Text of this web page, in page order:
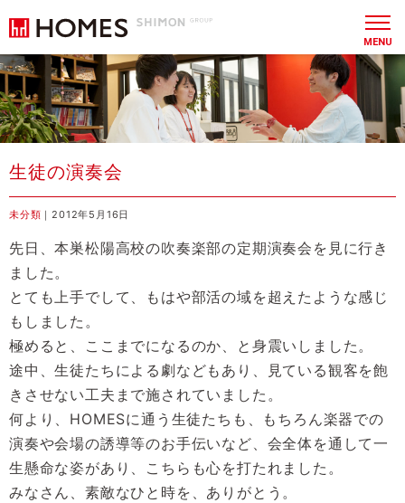
MENU
生徒の演奏会
未分類 ｜2012年5月16日
先日、本巣松陽高校の吹奏楽部の定期演奏会を見に行き
ました。
とても上手でして、もはや部活の域を超えたような感じ
もしました。
極めると、ここまでになるのか、と身震いしました。
途中、生徒たちによる劇などもあり、見ている観客を飽
きさせない工夫まで施されていました。
何より、HOMESに通う生徒たちも、もちろん楽器での
演奏や会場の誘導等のお手伝いなど、会全体を通して一
生懸命な姿があり、こちらも心を打たれました。
みなさん、素敵なひと時を、ありがとう。